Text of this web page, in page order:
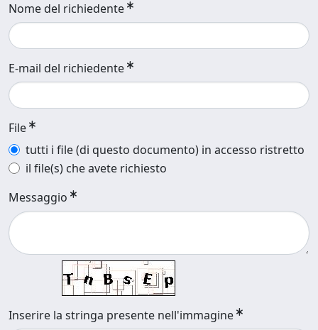
Nome del richiedente
E-mail del richiedente
File
tutti i file (di questo documento) in accesso ristretto
il file(s) che avete richiesto
Messaggio
Inserire la stringa presente nell'immagine